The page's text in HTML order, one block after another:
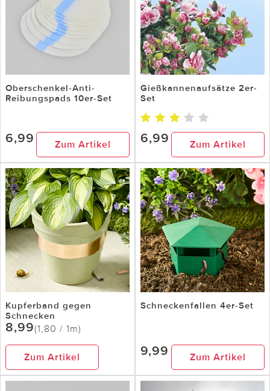
Oberschenkel-Anti-
Reibungspads 10er-Set
6,99 Zum Artikel
Gießkannenaufsätze 2er-
Set
6,99 Zum Artikel
Kupferband gegen
Schnecken
8,99(1,80 / 1m)
Zum Artikel
Schneckenfallen 4er-Set
9,99 Zum Artikel